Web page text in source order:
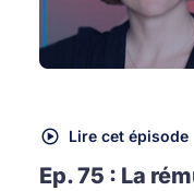
Lire cet épisode
Ep. 75 : La